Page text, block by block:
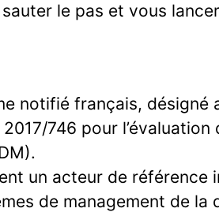
le pas et vous
notifié français, désigné
746 pour
un acteur de référence
de management de la